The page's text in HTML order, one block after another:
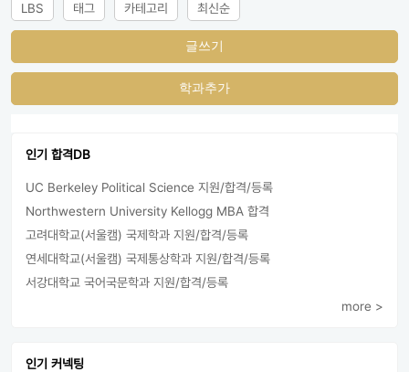
LBS 태그 카테고리 최신순
글쓰기
학과추가
인기 합격DB
UC Berkeley Political Science 지원/합격/등록
Northwestern University Kellogg MBA 합격
고려대학교(서울캠) 국제학과 지원/합격/등록
연세대학교(서울캠) 국제통상학과 지원/합격/등록
서강대학교 국어국문학과 지원/합격/등록
more >
인기 커넥팅